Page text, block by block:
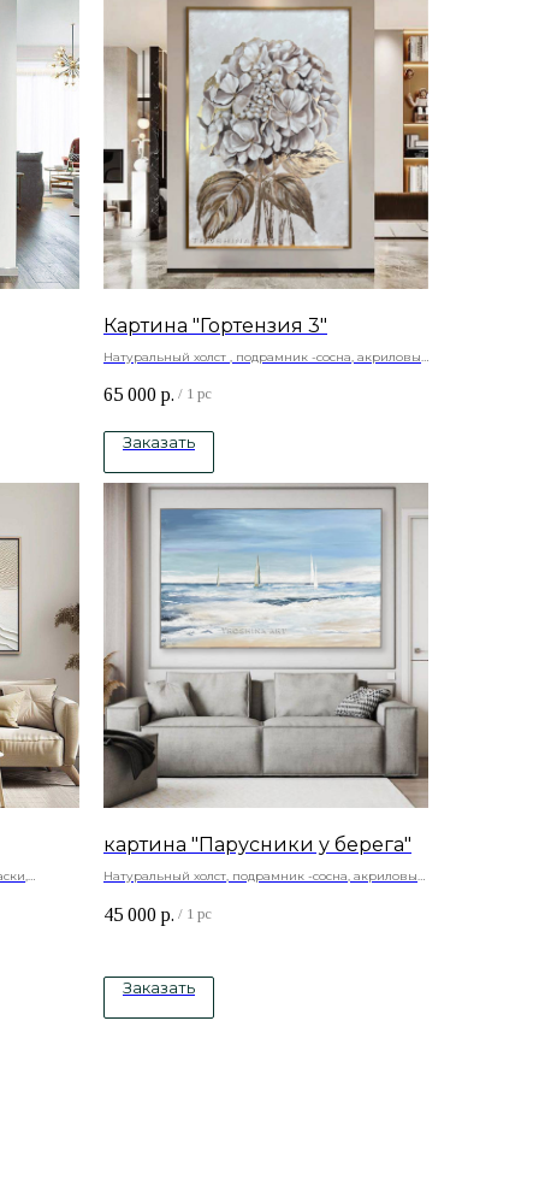
Картина "Гортензия 3"
Натуральный холст , подрамник -сосна, акриловые
65 000 р. / 1 pc
Заказать
картина "Парусники у берега"
Натуральный холст, подрамник -сосна, акриловые
45 000 р. / 1 pc
Заказать